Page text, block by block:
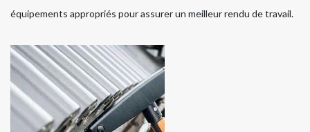
équipements appropriés pour assurer un meilleur rendu de travail.